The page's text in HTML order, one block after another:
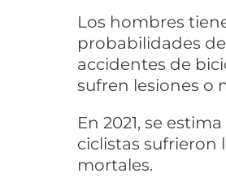
Los hombres
probabilidades
accidentes de
sufren lesiones o
En 2021, se estima
ciclistas sufrieron
mortales.